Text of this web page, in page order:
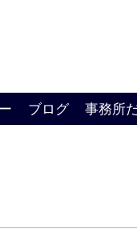
ブログ 事務所